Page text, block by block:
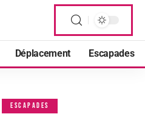
Déplacement Escapades
ESCAPADES